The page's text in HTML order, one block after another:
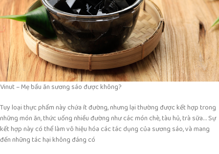
Vinut – Mẹ bầu ăn sương sáo được không?
Tuy loại thực phẩm này chứa ít đường, nhưng lại thường được kết hợp trong
những món ăn, thức uống nhiều đường như các món chè, tàu hủ, trà sữa… Sự
kết hợp này có thể làm vô hiệu hóa các tác dụng của sương sáo, và mang
đến những tác hại không đáng có